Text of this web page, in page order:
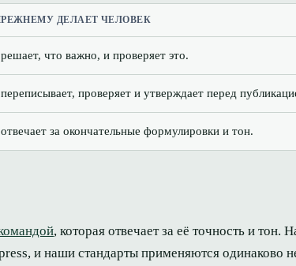
ДЕЛАЕТ ЧЕЛОВЕК
что важно, и проверяет это.
проверяет и утверждает перед
за окончательные формулировки и тон.
, которая отвечает за её точность и тон.
и наши стандарты применяются одинаково